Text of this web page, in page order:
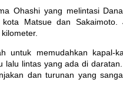
Ohashi yang melintasi
Matsue dan Sakaimoto.
untuk memudahkan kapal-
lalu lintas yang ada di
dan turunan yang